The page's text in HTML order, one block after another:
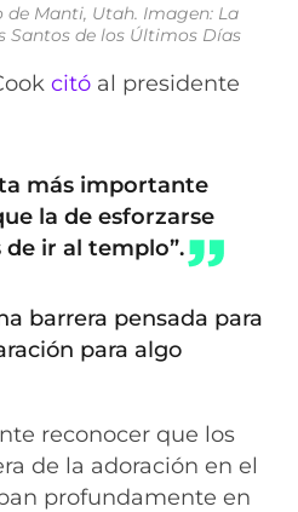
de Manti, Utah. Imagen: La
Santos de los Últimos Días
citó al presidente
más importante
la de esforzarse
ir al templo”.
barrera pensada para
para algo
reconocer que los
de la adoración en el
profundamente en